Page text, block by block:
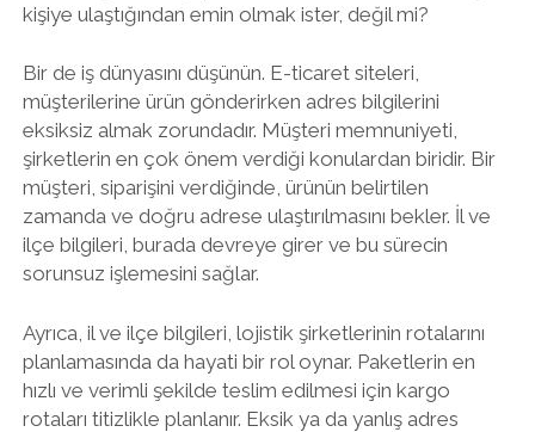
kişiye ulaştığından emin olmak ister, değil mi?
Bir de iş dünyasını düşünün. E-ticaret siteleri,
müşterilerine ürün gönderirken adres bilgilerini
eksiksiz almak zorundadır. Müşteri memnuniyeti,
şirketlerin en çok önem verdiği konulardan biridir. Bir
müşteri, siparişini verdiğinde, ürünün belirtilen
zamanda ve doğru adrese ulaştırılmasını bekler. İl ve
ilçe bilgileri, burada devreye girer ve bu sürecin
sorunsuz işlemesini sağlar.
Ayrıca, il ve ilçe bilgileri, lojistik şirketlerinin rotalarını
planlamasında da hayati bir rol oynar. Paketlerin en
hızlı ve verimli şekilde teslim edilmesi için kargo
rotaları titizlikle planlanır. Eksik ya da yanlış adres